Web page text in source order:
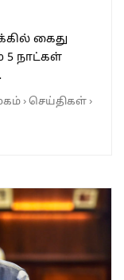
கைது
5 நாட்கள்
›செய்திகள்›